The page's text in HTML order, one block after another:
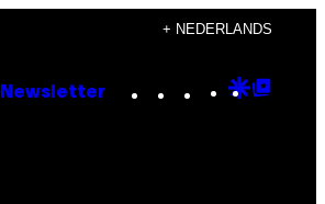
+ NEDERLANDS
Newsletter Instagram
TikTok
YouTube
Google